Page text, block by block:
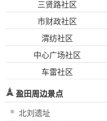
三贤路社区
市财政社区
渭纺社区
中心广场社区
车雷社区
盈田周边景点
北刘遗址